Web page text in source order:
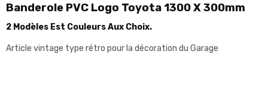
Banderole PVC Logo Toyota 1300 X 300mm
2 Modèles Est Couleurs Aux Choix.
Article vintage type rétro pour la décoration du Garage